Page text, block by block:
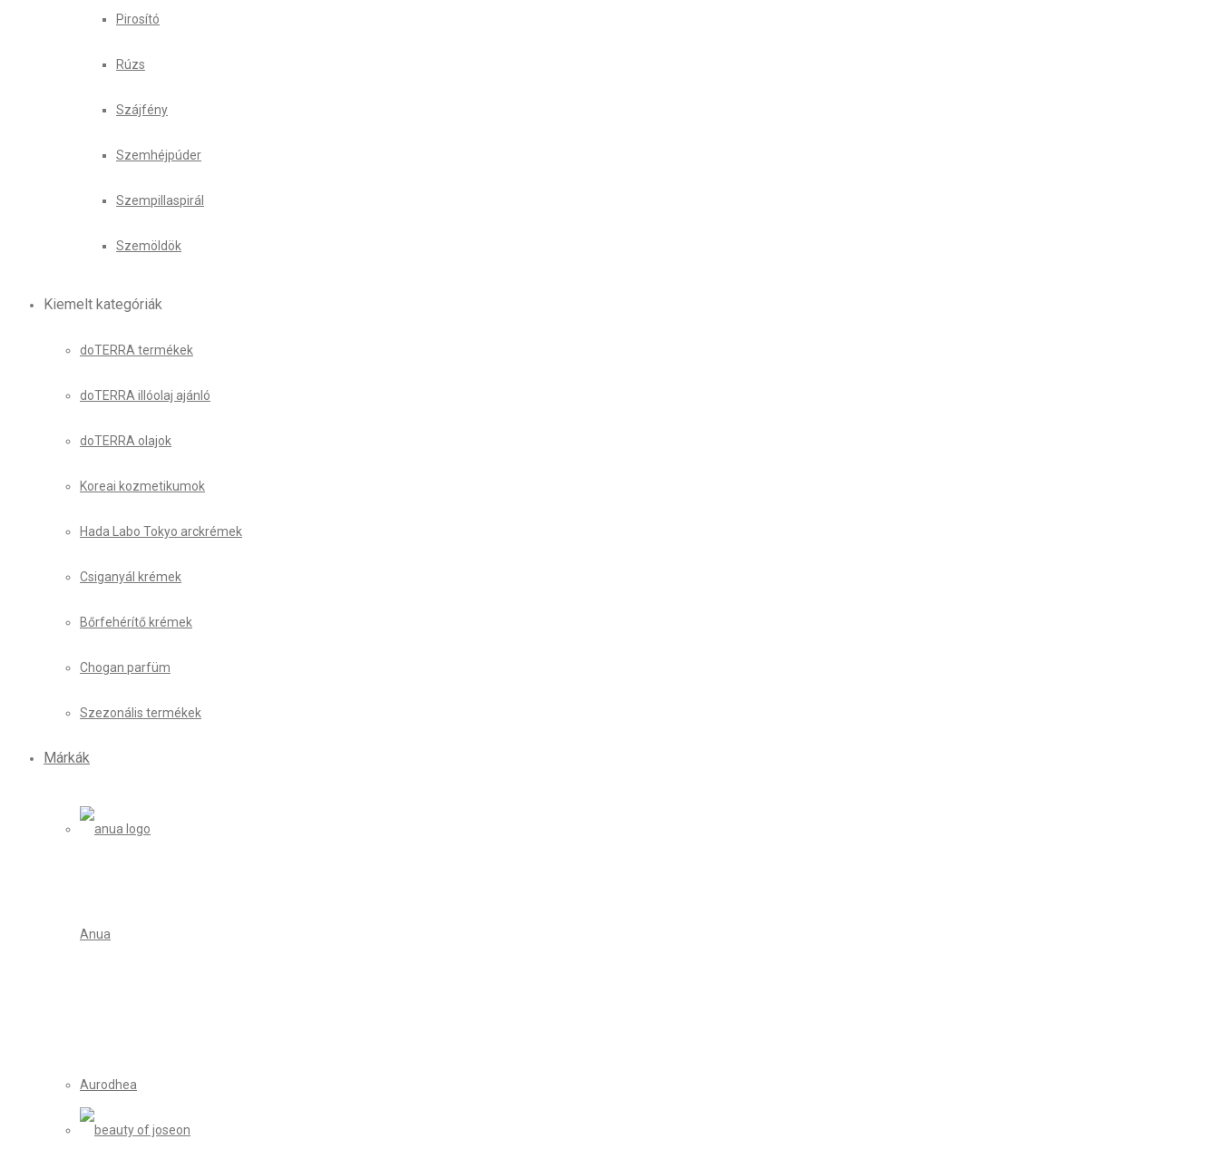
Pirosító
Rúzs
Szájfény
Szemhéjpúder
Szempillaspirál
Szemöldök
Kiemelt kategóriák
doTERRA termékek
doTERRA illóolaj ajánló
doTERRA olajok
Koreai kozmetikumok
Hada Labo Tokyo arckrémek
Csiganyál krémek
Bőrfehérítő krémek
Chogan parfüm
Szezonális termékek
Márkák
Anua
Aurodhea